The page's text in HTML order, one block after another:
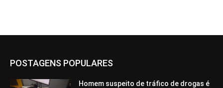
POSTAGENS POPULARES
Homem suspeito de tráfico de drogas é